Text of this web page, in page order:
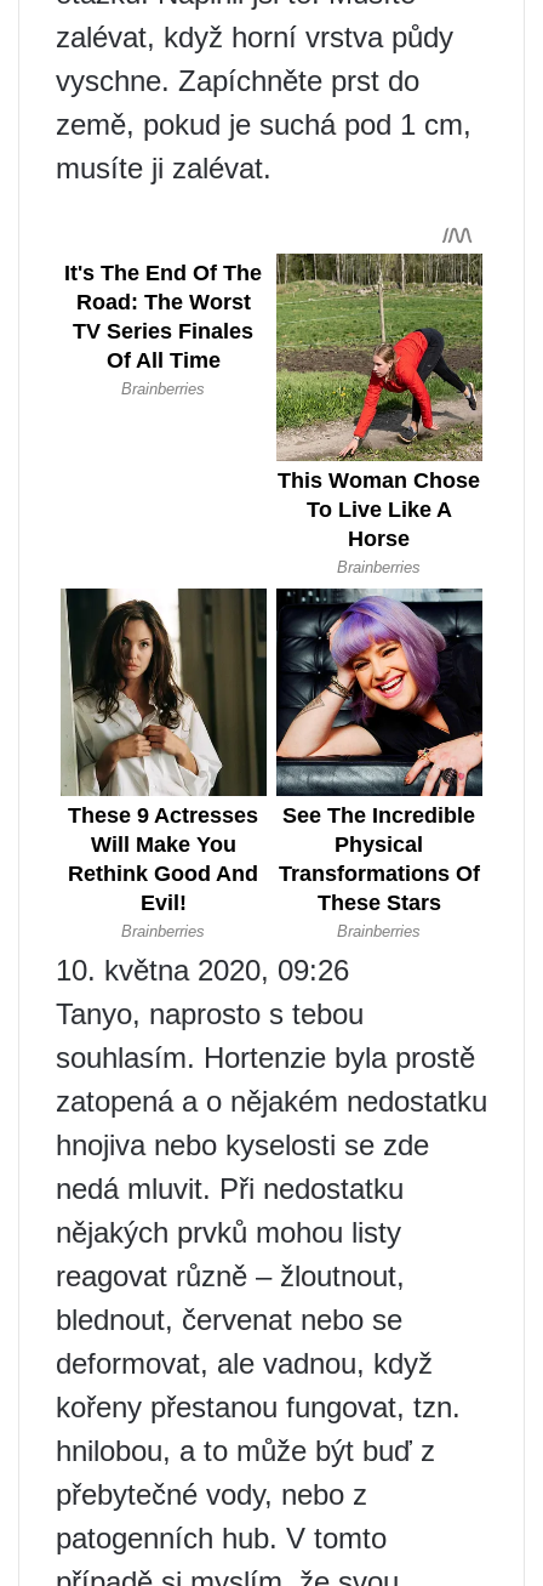
zalévat, když horní vrstva půdy
vyschne. Zapíchněte prst do
země, pokud je suchá pod 1 cm,
musíte ji zalévat.
10. května 2020, 09:26
Tanyo, naprosto s tebou
souhlasím. Hortenzie byla prostě
zatopená a o nějakém nedostatku
hnojiva nebo kyselosti se zde
nedá mluvit. Při nedostatku
nějakých prvků mohou listy
reagovat různě – žloutnout,
blednout, červenat nebo se
deformovat, ale vadnou, když
kořeny přestanou fungovat, tzn.
hnilobou, a to může být buď z
přebytečné vody, nebo z
patogenních hub. V tomto